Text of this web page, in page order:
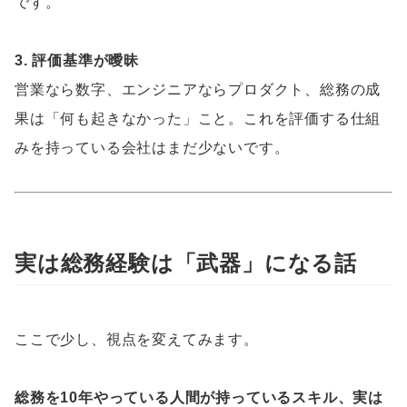
3. 評価基準が曖昧
営業なら数字、エンジニアならプロダクト、総務の成
果は「何も起きなかった」こと。これを評価する仕組
みを持っている会社はまだ少ないです。
実は総務経験は「武器」になる話
ここで少し、視点を変えてみます。
総務を10年やっている人間が持っているスキル、実は